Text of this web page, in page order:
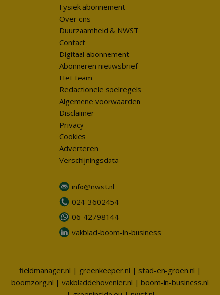
Fysiek abonnement
Over ons
Duurzaamheid & NWST
Contact
Digitaal abonnement
Abonneren nieuwsbrief
Het team
Redactionele spelregels
Algemene voorwaarden
Disclaimer
Privacy
Cookies
Adverteren
Verschijningsdata
info@nwst.nl
024-3602454
06-42798144
vakblad-boom-in-business
fieldmanager.nl | greenkeeper.nl | stad-en-groen.nl |
boomzorg.nl | vakbladdehovenier.nl | boom-in-business.nl